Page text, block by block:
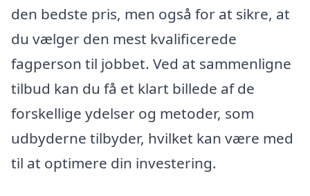
den bedste pris, men også for at sikre, at
du vælger den mest kvalificerede
fagperson til jobbet. Ved at sammenligne
tilbud kan du få et klart billede af de
forskellige ydelser og metoder, som
udbyderne tilbyder, hvilket kan være med
til at optimere din investering.